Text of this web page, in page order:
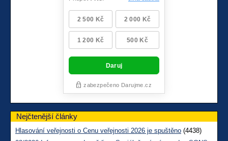
Nejčtenější články
Hlasování veřejnosti o Cenu veřejnosti 2026 je spuštěno (4438)